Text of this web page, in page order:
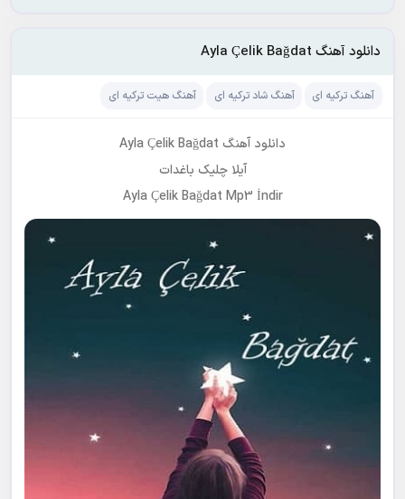
دانلود آهنگ Ayla Çelik Bağdat
آهنگ ترکیه ای آهنگ شاد ترکیه ای آهنگ هیت ترکیه ای
دانلود آهنگ Ayla Çelik Bağdat
آیلا چلیک باغدات
Ayla Çelik Bağdat Mp3 İndir